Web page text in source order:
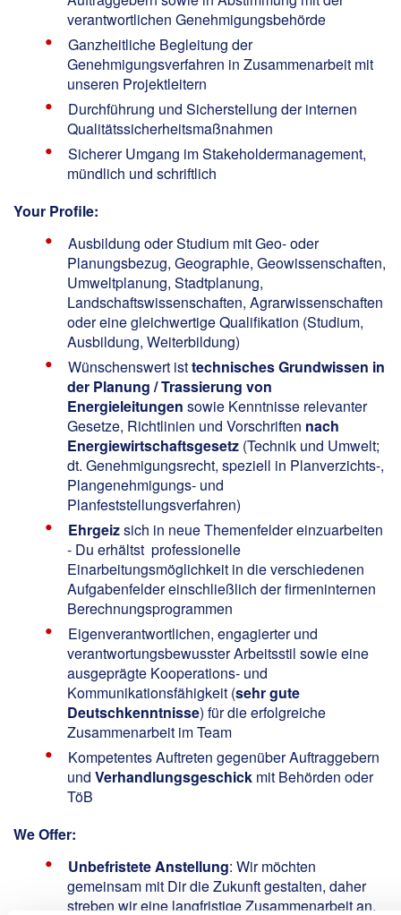
verantwortlichen Genehmigungsbehörde
Ganzheitliche Begleitung der
Genehmigungsverfahren in Zusammenarbeit mit
unseren Projektleitern
Durchführung und Sicherstellung der internen
Qualitätssicherheitsmaßnahmen
Sicherer Umgang im Stakeholdermanagement,
mündlich und schriftlich
Your Profile:
Ausbildung oder Studium mit Geo- oder
Planungsbezug, Geographie, Geowissenschaften,
Umweltplanung, Stadtplanung,
Landschaftswissenschaften, Agrarwissenschaften
oder eine gleichwertige Qualifikation (Studium,
Ausbildung, Weiterbildung)
Wünschenswert isttechnisches Grundwissen in
der Planung / Trassierung von
Energieleitungen sowie Kenntnisse relevanter
Gesetze, Richtlinien und Vorschriften nach
Energiewirtschaftsgesetz (Technik und Umwelt;
dt. Genehmigungsrecht, speziell in Planverzichts-,
Plangenehmigungs- und
Planfeststellungsverfahren)
Ehrgeizsich in neue Themenfelder einzuarbeiten
- Du erhältst professionelle
Einarbeitungsmöglichkeit in die verschiedenen
Aufgabenfelder einschließlich der firmeninternen
Berechnungsprogrammen
Eigenverantwortlichen, engagierter und
verantwortungsbewusster Arbeitsstil sowie eine
ausgeprägte Kooperations- und
Kommunikationsfähigkeit (sehr gute
Deutschkenntnisse) für die erfolgreiche
Zusammenarbeit im Team
Kompetentes Auftreten gegenüber Auftraggebern
und Verhandlungsgeschick mit Behörden oder
TöB
We Offer:
Unbefristete Anstellung: Wir möchten
gemeinsam mit Dir die Zukunft gestalten, daher
streben wir eine langfristige Zusammenarbeit an.